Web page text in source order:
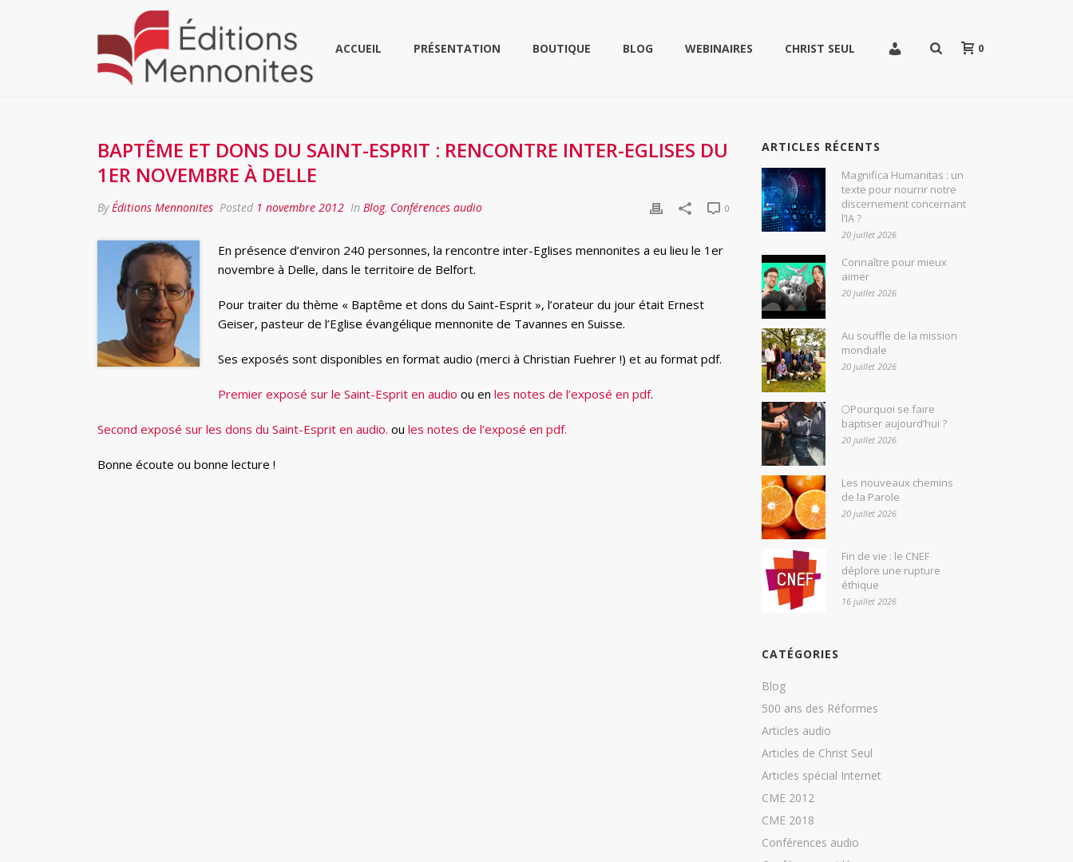
ACCUEIL PRÉSENTATION BOUTIQUE BLOG WEBINAIRES CHRIST SEUL 0
BAPTÊME ET DONS DU SAINT-ESPRIT : RENCONTRE INTER-EGLISES DU
1ER NOVEMBRE À DELLE
ByÉditions Mennonites Posted 1 novembre 2012 In Blog, Conférences audio 0
En présence d’environ 240 personnes, la rencontre inter-Eglises mennonites a eu lieu le 1er
novembre à Delle, dans le territoire de Belfort.
Pour traiter du thème « Baptême et dons du Saint-Esprit », l’orateur du jour était Ernest
Geiser, pasteur de l’Eglise évangélique mennonite de Tavannes en Suisse.
Ses exposés sont disponibles en format audio (merci à Christian Fuehrer !) et au format pdf.
Premier exposé sur le Saint-Esprit en audio ou en les notes de l’exposé en pdf.
Second exposé sur les dons du Saint-Esprit en audio. ou les notes de l’exposé en pdf.
Bonne écoute ou bonne lecture !
ARTICLES RÉCENTS
Magnifica Humanitas : un
texte pour nourrir notre
discernement concernant
l’IA ?
20 juillet 2026
Connaître pour mieux
aimer
20 juillet 2026
Au souffle de la mission
mondiale
20 juillet 2026
🌕Pourquoi se faire
baptiser aujourd’hui ?
20 juillet 2026
Les nouveaux chemins
de la Parole
20 juillet 2026
Fin de vie : le CNEF
déplore une rupture
éthique
16 juillet 2026
CATÉGORIES
Blog
500 ans des Réformes
Articles audio
Articles de Christ Seul
Articles spécial Internet
CME 2012
CME 2018
Conférences audio